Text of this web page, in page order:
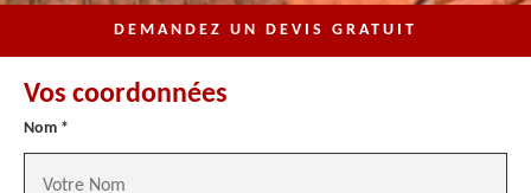
DEMANDEZ UN DEVIS GRATUIT
Vos coordonnées
Nom *